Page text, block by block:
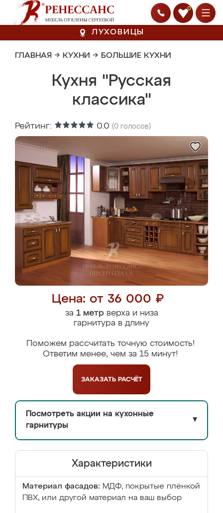
0
ЛУХОВИЦЫ
ГЛАВНАЯ → КУХНИ → БОЛЬШИЕ КУХНИ
Кухня "Русская
классика"
Рейтинг: 0.0 (0 голосов)
Цена: от 36 000 ₽
за 1 метрверха и низа
гарнитура в длину
Поможем рассчитать точную стоимость!
Ответим менее, чем за 15 минут!
ЗАКАЗАТЬ РАСЧЁТ
Посмотреть акции на кухонные
гарнитуры
▼
Характеристики
Материал фасадов: МДФ, покрытые плёнкой
ПВХ, или другой материал на ваш выбор